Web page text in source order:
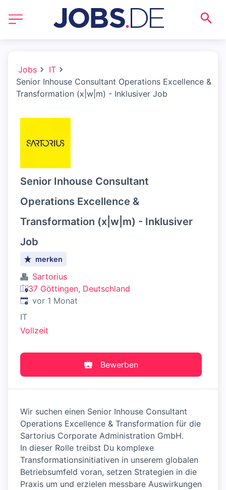
Jobs
IT
Senior Inhouse Consultant Operations Excellence &
Transformation (x|w|m) - Inklusiver Job
Senior Inhouse Consultant
Operations Excellence &
Transformation (x|w|m) - Inklusiver
Job
merken
Sartorius
37 Göttingen, Deutschland
Veröffentlicht:
vor 1 Monat
IT
Vollzeit
Bewerben
Wir suchen einen Senior Inhouse Consultant
Operations Excellence & Transformation für die
Sartorius Corporate Administration GmbH.
In dieser Rolle treibst Du komplexe
Transformationsinitiativen in unserem globalen
Betriebsumfeld voran, setzen Strategien in die
Praxis um und erzielen messbare Auswirkungen